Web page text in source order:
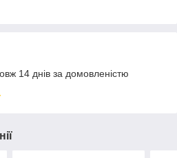
14 днів за домовленістю